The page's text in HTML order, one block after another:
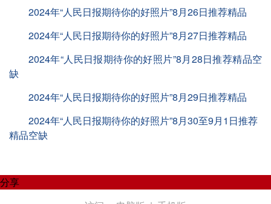
2024年“人民日报期待你的好照片”8月26日推荐精品
2024年“人民日报期待你的好照片”8月27日推荐精品
2024年“人民日报期待你的好照片”8月28日推荐精品空
缺
2024年“人民日报期待你的好照片”8月29日推荐精品
2024年“人民日报期待你的好照片”8月30至9月1日推荐
精品空缺
分享